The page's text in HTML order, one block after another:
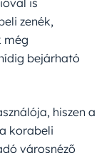
is
zenék,
még
bejárható
hiszen a
korabeli
városnéző